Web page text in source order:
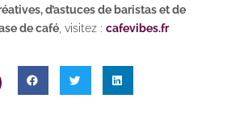
d’astuces de baristas et de
de café, visitez : cafevibes.fr